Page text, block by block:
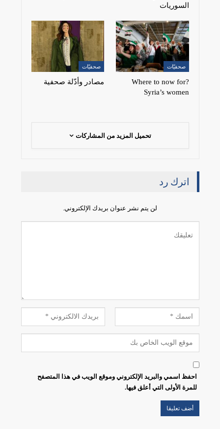
السوريات
صحفيّات
?Where to now for
Syria’s women
صحفيّات
مصادر وأدّلة صحفية
تحميل المزيد من المشاركات
اترك رد
لن يتم نشر عنوان بريدك الإلكتروني.
احفظ اسمي والبريد الإلكتروني وموقع الويب في هذا المتصفح
للمرة الأولى التي أعلق فيها.